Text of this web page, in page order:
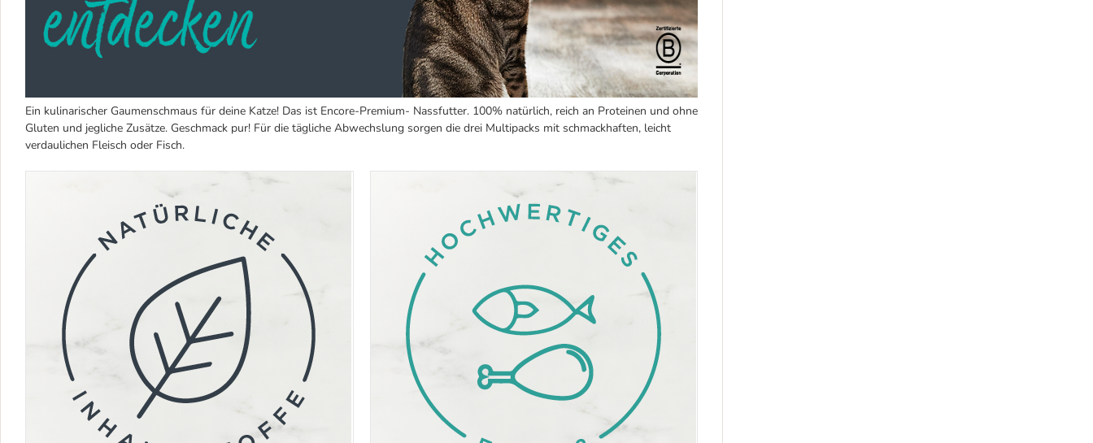
Ein kulinarischer Gaumenschmaus für deine Katze! Das ist Encore-Premium- Nassfutter. 100% natürlich, reich an Proteinen und ohne
Gluten und jegliche Zusätze. Geschmack pur! Für die tägliche Abwechslung sorgen die drei Multipacks mit schmackhaften, leicht
verdaulichen Fleisch oder Fisch.